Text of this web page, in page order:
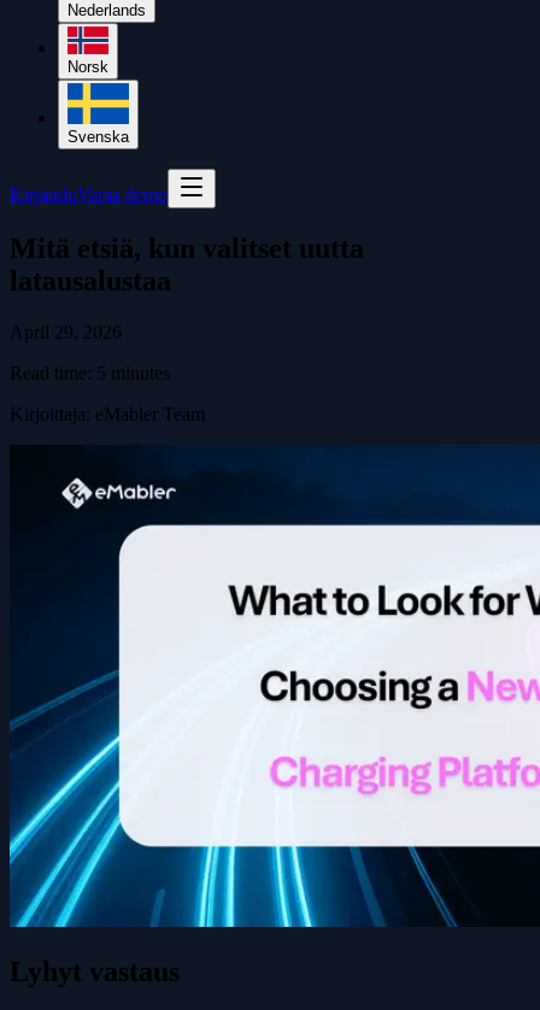
Nederlands
Norsk
Svenska
KirjauduVaraa demo
Mitä etsiä, kun valitset uutta
latausalustaa
April 29, 2026
Read time: 5 minutes
Kirjoittaja: eMabler Team
Lyhyt vastaus